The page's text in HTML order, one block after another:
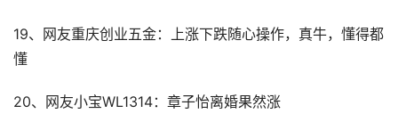
19、网友重庆创业五金：上涨下跌随心操作，真牛，懂得都
懂
20、网友小宝WL1314：章子怡离婚果然涨